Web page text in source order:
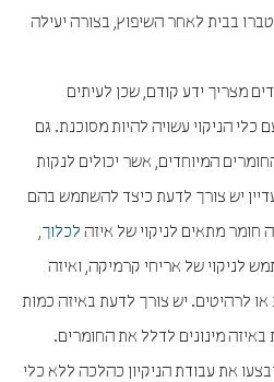
בבית לאחר השיפוץ, בצורה יעילה
מצריך ידע קודם, שכן לעיתים
הניקוי עשויה להיות מסוכנת. גם
המיוחדים, אשר יכולים לנקות
יש צורך לדעת כיצד להשתמש בהם
חומר מתאים לניקוי של איזה לכלוך,
לניקוי של אריחי קרמיקה, ואיזה
לרהיטים. יש צורך לדעת באיזה כמות
מינונים לדלל את החומרים.
את עבודת הניקיון כהלכה ללא כלי